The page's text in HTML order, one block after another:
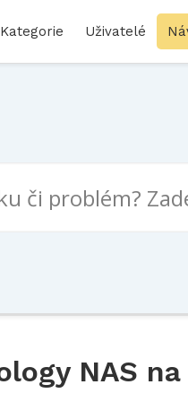
Kategorie Uživatelé
NAS